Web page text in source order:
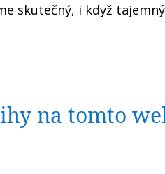
skutečný, i když
na tomto